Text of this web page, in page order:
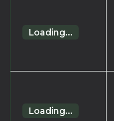
Loading...
Loading...